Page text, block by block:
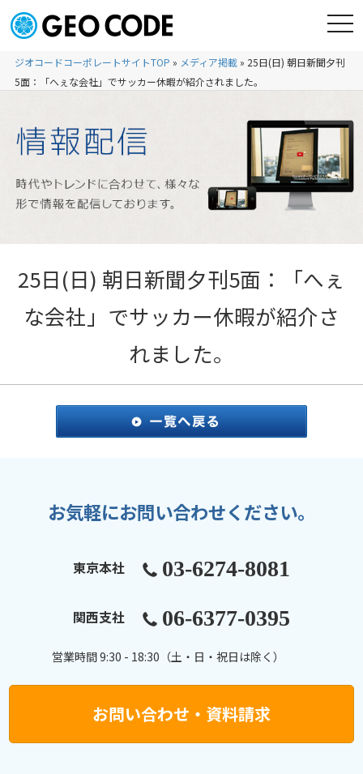
ジオコードコーポレートサイトTOP » メディア掲載» 25日(日) 朝日新聞夕刊
5面：「へぇな会社」でサッカー休暇が紹介されました。
25日(日) 朝日新聞夕刊5面：「へぇ
な会社」でサッカー休暇が紹介さ
れました。
お気軽にお問い合わせください。
東京本社 03-6274-8081
関西支社 06-6377-0395
営業時間 9:30 - 18:30（土・日・祝日は除く）
お問い合わせ・資料請求